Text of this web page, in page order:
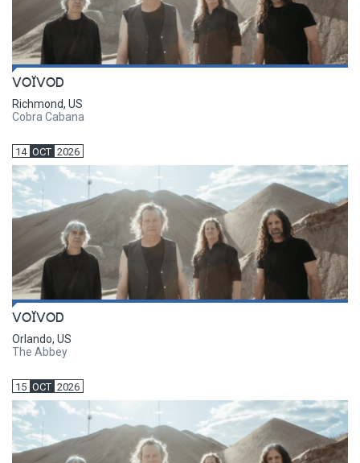
VOÏVOD
Richmond, US
Cobra Cabana
14 OCT 2026
VOÏVOD
Orlando, US
The Abbey
15 OCT 2026